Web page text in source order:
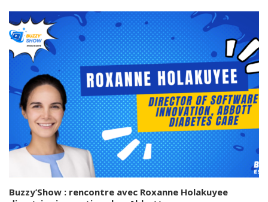
Buzzy’Show : rencontre avec Roxanne Holakuyee